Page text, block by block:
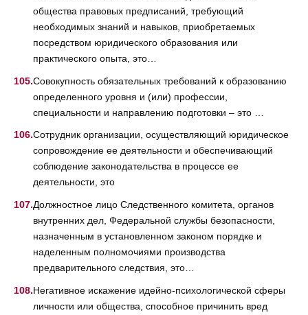
общества правовых предписаний, требующий
необходимых знаний и навыков, приобретаемых
посредством юридического образования или
практического опыта, это…
Совокупность обязательных требований к образованию
определенного уровня и (или) профессии,
специальности и направлению подготовки – это …
Сотрудник организации, осуществляющий юридическое
сопровождение ее деятельности и обеспечивающий
соблюдение законодательства в процессе ее
деятельности, это
Должностное лицо Следственного комитета, органов
внутренних дел, Федеральной службы безопасности,
назначенным в установленном законом порядке и
наделенным полномочиями производства
предварительного следствия, это…
Негативное искажение идейно-психологической сферы
личности или общества, способное причинить вред